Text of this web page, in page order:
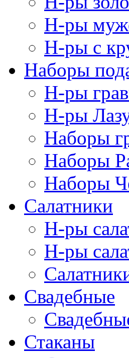
Н-ры
Н-ры с
Наборы
Н-ры
Н-ры
Наборы
Наборы
Наборы
Салатники
Н-ры
Н-ры
Свадебные
Стаканы